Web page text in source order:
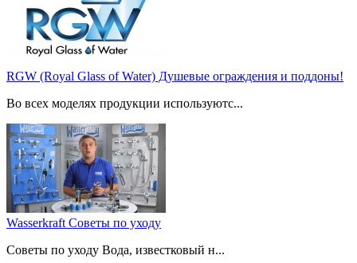
RGW (Royal Glass of Water) Душевые ограждения и поддоны!
Во всех моделях продукции используютс...
Wasserkraft Советы по уходу
Советы по уходу Вода, известковый н...